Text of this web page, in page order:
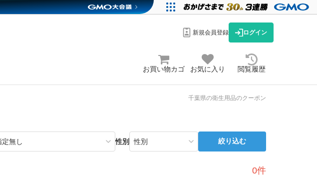
新規会員登録 ログイン
お買い物カゴ お気に入り 閲覧履歴
千葉県の衛生用品のクーポン
性別 絞り込む
0件